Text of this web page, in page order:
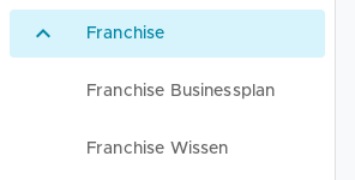
Franchise
Franchise Businessplan
Franchise Wissen